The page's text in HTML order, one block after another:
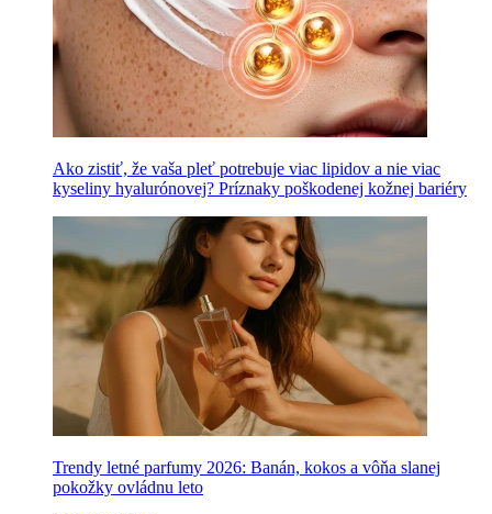
Ako zistiť, že vaša pleť potrebuje viac lipidov a nie viac
kyseliny hyalurónovej? Príznaky poškodenej kožnej bariéry
Trendy letné parfumy 2026: Banán, kokos a vôňa slanej
pokožky ovládnu leto